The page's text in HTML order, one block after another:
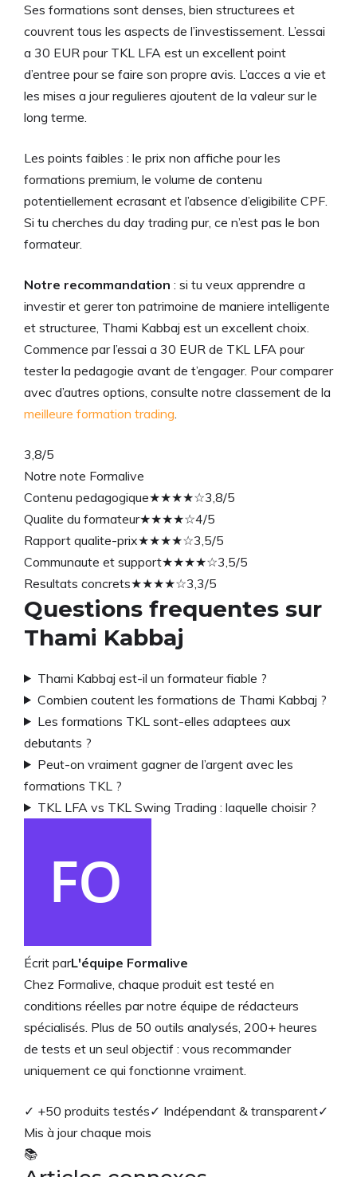
Ses formations sont denses, bien structurees et
couvrent tous les aspects de l’investissement. L’essai
a 30 EUR pour TKL LFA est un excellent point
d’entree pour se faire son propre avis. L’acces a vie et
les mises a jour regulieres ajoutent de la valeur sur le
long terme.
Les points faibles : le prix non affiche pour les
formations premium, le volume de contenu
potentiellement ecrasant et l’absence d’eligibilite CPF.
Si tu cherches du day trading pur, ce n’est pas le bon
formateur.
Notre recommandation : si tu veux apprendre a
investir et gerer ton patrimoine de maniere intelligente
et structuree, Thami Kabbaj est un excellent choix.
Commence par l’essai a 30 EUR de TKL LFA pour
tester la pedagogie avant de t’engager. Pour comparer
avec d’autres options, consulte notre classement de la
meilleure formation trading
3,8/5
Notre note Formalive
Contenu pedagogique★★★★☆3,8/5
Qualite du formateur★★★★☆4/5
Rapport qualite-prix★★★★☆3,5/5
Communaute et support★★★★☆3,5/5
Resultats concrets★★★★☆3,3/5
Questions frequentes sur
Thami Kabbaj
Thami Kabbaj est-il un formateur fiable ?
Combien coutent les formations de Thami Kabbaj ?
Les formations TKL sont-elles adaptees aux
debutants ?
Peut-on vraiment gagner de l’argent avec les
formations TKL ?
TKL LFA vs TKL Swing Trading : laquelle choisir ?
Écrit parL'équipe Formalive
Chez Formalive, chaque produit est testé en
conditions réelles par notre équipe de rédacteurs
spécialisés. Plus de 50 outils analysés, 200+ heures
de tests et un seul objectif : vous recommander
uniquement ce qui fonctionne vraiment.
✓ +50 produits testés✓ Indépendant & transparent✓
Mis à jour chaque mois
📚